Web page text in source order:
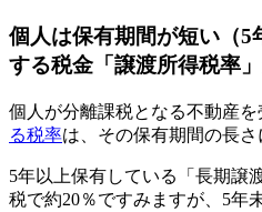
個人は保有期間が短い（5
する税金「譲渡所得税率
個人が分離課税となる不動産
る税率は、その保有期間の長さ
5年以上保有している「長期譲
税で約20％ですみますが、5年